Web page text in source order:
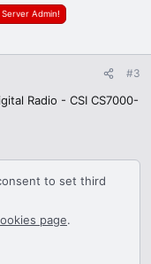
Server Admin!
#3
Radio - CSI CS7000-
to set third
page.